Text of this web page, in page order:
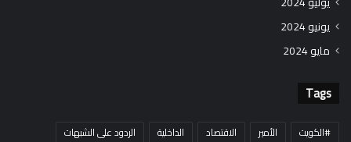
يونيو 2024
مايو 2024
Tags
#الكويت الأمير الاقتصاد الداخلية
الردود على الشبهات